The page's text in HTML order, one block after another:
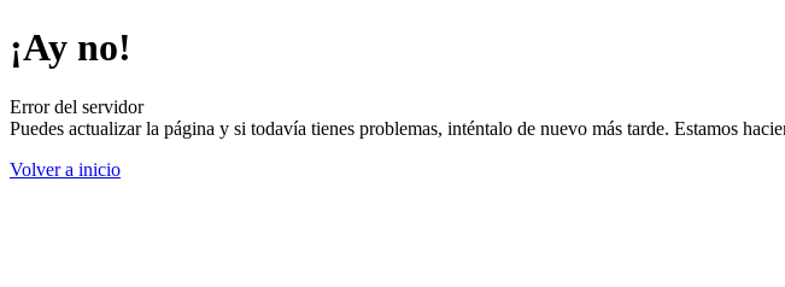
¡Ay no!
Error del servidor
Puedes actualizar la página y si todavía tienes problemas, inténtalo de nuevo más tarde. Estamos
Volver a inicio